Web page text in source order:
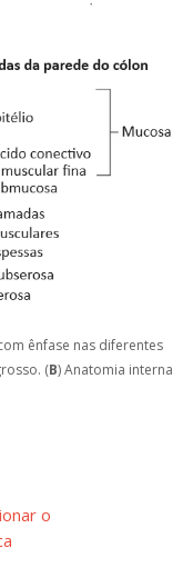
ênfase nas diferentes
(B) Anatomia interna
o